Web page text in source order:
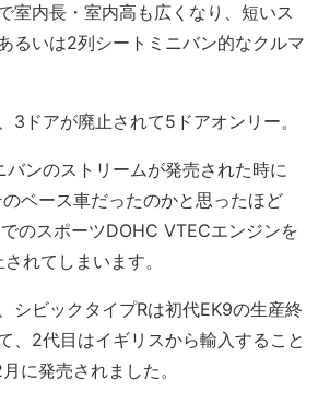
室内長・室内高も広くなり、短いス
るいは2列シートミニバン的なクルマ
3ドアが廃止されて5ドアオンリー。
ンのストリームが発売された時に
ベース車だったのかと思ったほど
のスポーツDOHC VTECエンジンを
れてしまいます。
シビックタイプRは初代EK9の生産終
、2代目はイギリスから輸入すること
に発売されました。